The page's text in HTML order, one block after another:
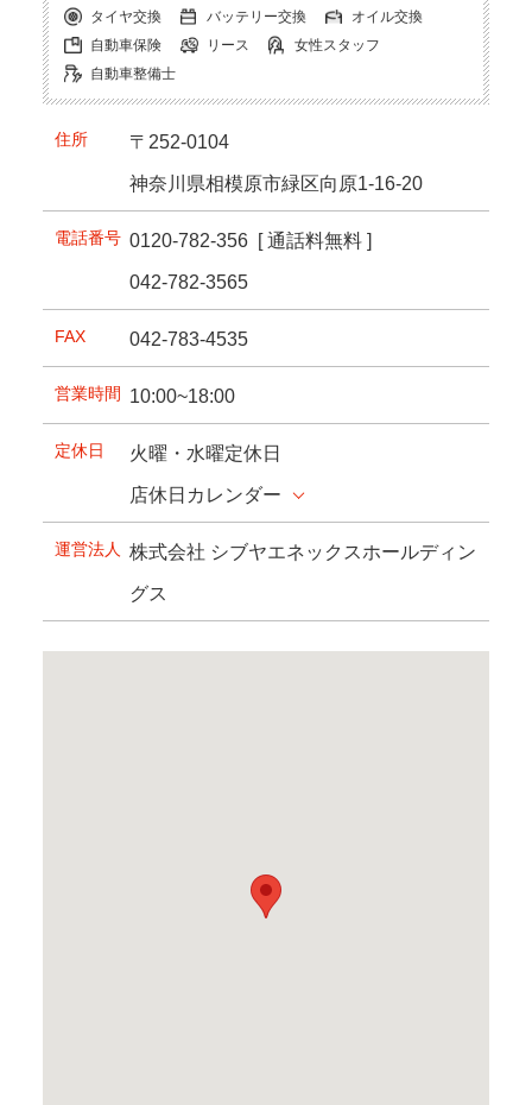
タイヤ交換
バッテリー交換
オイル交換
自動車保険
リース
女性スタッフ
自動車整備士
住所 〒252-0104
神奈川県相模原市緑区向原1-16-20
電話番号 0120-782-356 [ 通話料無料 ]
042-782-3565
FAX 042-783-4535
営業時間 10:00~18:00
定休日 火曜・水曜定休日
店休日カレンダー
運営法人 株式会社 シブヤエネックスホールディン
グス